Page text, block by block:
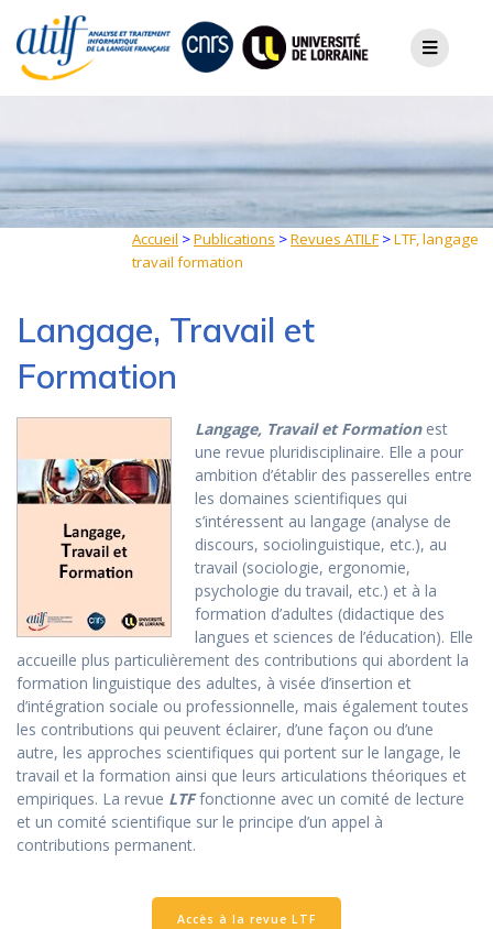
content
Accueil >Publications >Revues ATILF>LTF, langage
travail formation
Langage, Travail et
Formation
Langage, Travail et Formationest
une revue pluridisciplinaire. Elle a pour
ambition d’établir des passerelles entre
les domaines scientifiques qui
s’intéressent au langage (analyse de
discours, sociolinguistique, etc.), au
travail (sociologie, ergonomie,
psychologie du travail, etc.) et à la
formation d’adultes (didactique des
langues et sciences de l’éducation). Elle
accueille plus particulièrement des contributions qui abordent la
formation linguistique des adultes, à visée d’insertion et
d’intégration sociale ou professionnelle, mais également toutes
les contributions qui peuvent éclairer, d’une façon ou d’une
autre, les approches scientifiques qui portent sur le langage, le
travail et la formation ainsi que leurs articulations théoriques et
empiriques. La revue LTFfonctionne avec un comité de lecture
et un comité scientifique sur le principe d’un appel à
contributions permanent.
Accès à la revue LTF